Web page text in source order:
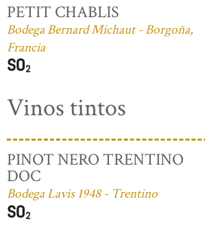
PETIT CHABLIS
Bodega Bernard Michaut - Borgoña,
Francia
Vinos tintos
PINOT NERO TRENTINO
DOC
Bodega Lavis 1948 - Trentino